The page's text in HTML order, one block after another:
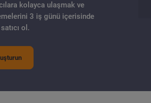
kolayca ulaşmak ve
3 iş günü içerisinde
ol.